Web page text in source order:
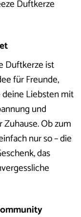
Duftkerze
Duftkerze ist
für Freunde,
Liebsten mit
und
Ob zum
nur so – die
das